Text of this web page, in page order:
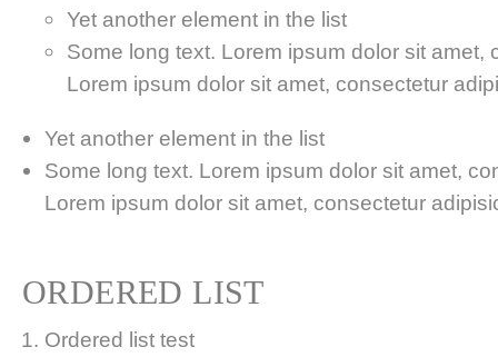
Yet another element in the list
Some long text. Lorem ipsum dolor sit amet,
Lorem ipsum dolor sit amet, consectetur
Yet another element in the list
Some long text. Lorem ipsum dolor sit amet,
Lorem ipsum dolor sit amet, consectetur
ORDERED LIST
Ordered list test